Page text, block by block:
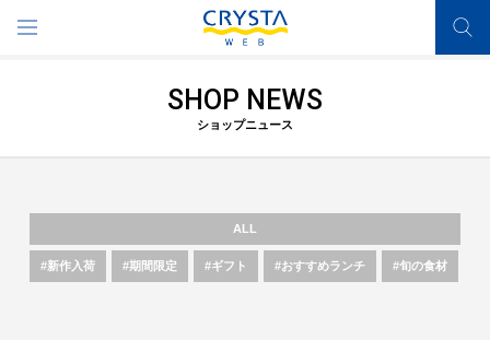
SHOP NEWS
ショップニュース
ALL
#新作入荷 #期間限定 #ギフト #おすすめランチ #旬の食材